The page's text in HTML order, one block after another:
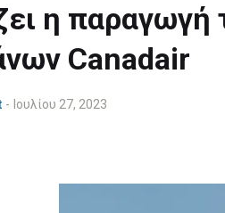
η
Canadair
- Ιουλίου 27, 2023